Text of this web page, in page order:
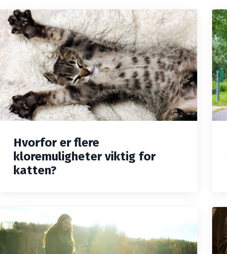
Hvorfor er flere
kloremuligheter viktig for
katten?